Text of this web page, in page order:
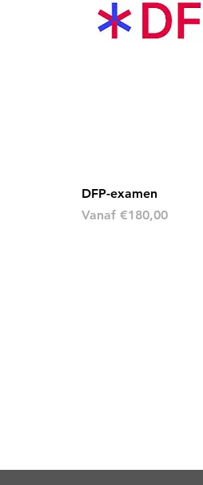
DFP-examen
Vanaf €180,00
Verkoopprijs